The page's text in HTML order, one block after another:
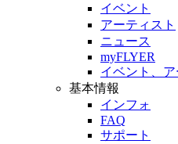
イベント
アーティスト
ニュース
myFLYER
イベント、
基本情報
インフォ
FAQ
サポート